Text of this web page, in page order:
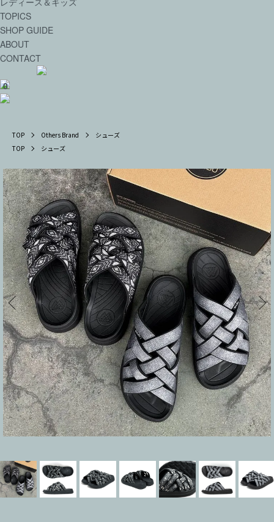
TOPICS
SHOP GUIDE
ABOUT
CONTACT
0
TOP Others Brand
シューズ
TOP
シューズ